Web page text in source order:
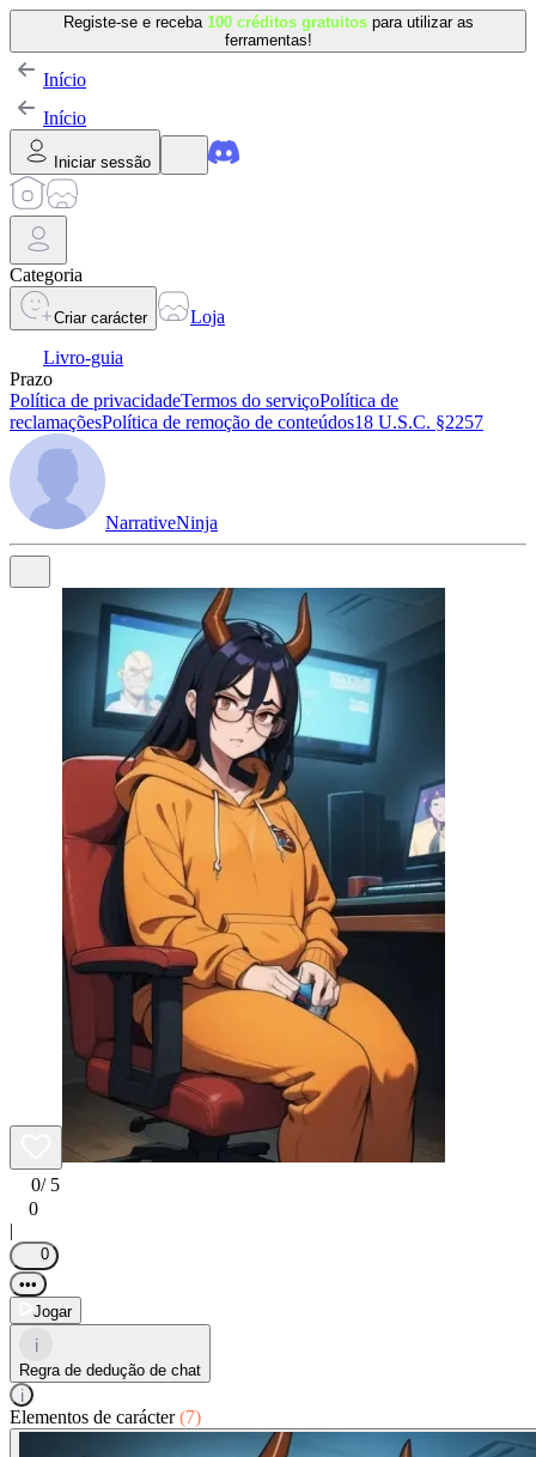
Registe-se e receba 100 créditos gratuitos para utilizar as
ferramentas!
Início
Início
Iniciar sessão
Categoria
Criar carácter
Loja
Livro-guia
Prazo
Política de privacidadeTermos do serviçoPolítica de
reclamaçõesPolítica de remoção de conteúdos18 U.S.C. §2257
NarrativeNinja
0/ 5
0
|
0
•••
Jogar
i
Regra de dedução de chat
i
Elementos de carácter(7)